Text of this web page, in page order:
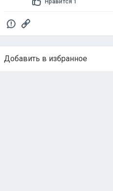
Нравится 1
Добавить в избранное
Тема в избранном